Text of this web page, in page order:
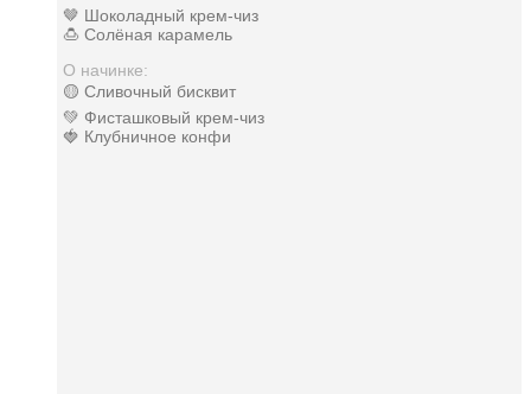
🤎 Шоколадный крем-чиз
🍮 Солёная карамель
О начинке:
🟡 Сливочный бисквит
💚 Фисташковый крем-чиз
🍓 Клубничное конфи